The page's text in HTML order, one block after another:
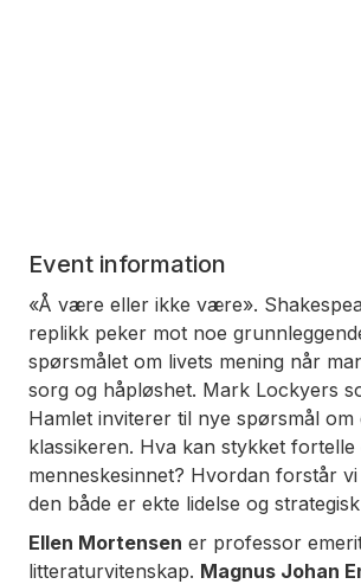
Event information
«Å være eller ikke være».
replikk peker mot noe
spørsmålet om livets mening når
sorg og håpløshet. Mark Lockyers
Hamlet inviterer til nye spørsmål om
klassikeren. Hva kan stykket fortelle
menneskesinnet? Hvordan forstår
den både er ekte lidelse og
Ellen Mortensen er professor
litteraturvitenskap. Magnus Johan